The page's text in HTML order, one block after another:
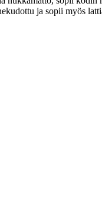
ja sopii myös